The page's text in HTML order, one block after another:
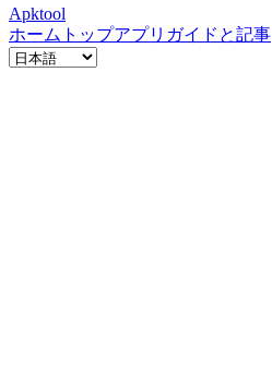
Apktool
ホーム トップアプリ ガイドと記事